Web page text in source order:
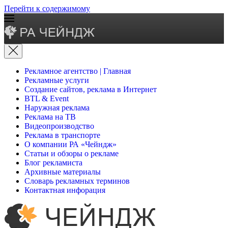
Перейти к содержимому
Рекламное агентство | Главная
Рекламные услуги
Создание сайтов, реклама в Интернет
BTL & Event
Наружная реклама
Реклама на ТВ
Видеопроизводство
Реклама в транспорте
О компании РА «Чейндж»
Статьи и обзоры о рекламе
Блог рекламиста
Архивные материалы
Словарь рекламных терминов
Контактная инфорация